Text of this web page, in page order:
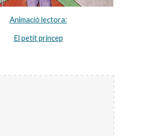
Animació lectora:
El petit príncep